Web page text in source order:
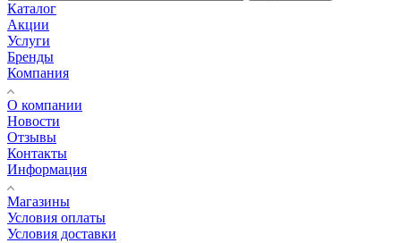
Каталог
Акции
Услуги
Бренды
Компания
О компании
Новости
Отзывы
Контакты
Информация
Магазины
Условия оплаты
Условия доставки